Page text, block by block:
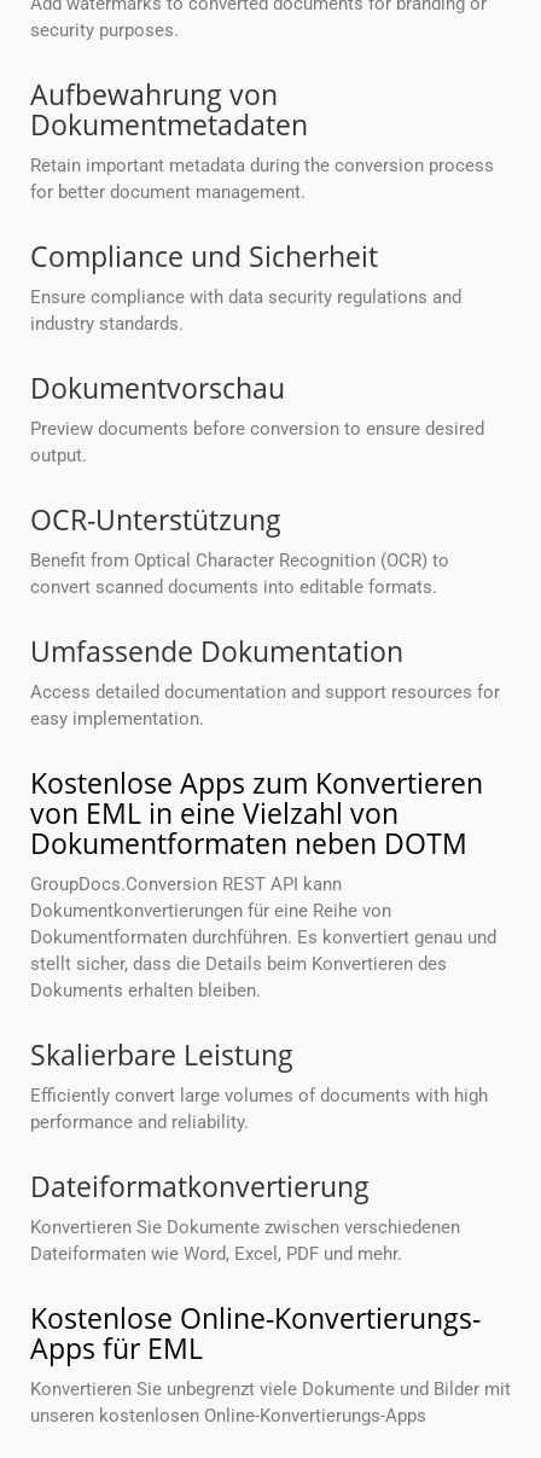
security purposes.
Aufbewahrung von
Dokumentmetadaten
Retain important metadata during the conversion process
for better document management.
Compliance und Sicherheit
Ensure compliance with data security regulations and
industry standards.
Dokumentvorschau
Preview documents before conversion to ensure desired
output.
OCR-Unterstützung
Benefit from Optical Character Recognition (OCR) to
convert scanned documents into editable formats.
Umfassende Dokumentation
Access detailed documentation and support resources for
easy implementation.
Kostenlose Apps zum Konvertieren
von EML in eine Vielzahl von
Dokumentformaten neben DOTM
GroupDocs.Conversion REST API kann
Dokumentkonvertierungen für eine Reihe von
Dokumentformaten durchführen. Es konvertiert genau und
stellt sicher, dass die Details beim Konvertieren des
Dokuments erhalten bleiben.
Skalierbare Leistung
Efficiently convert large volumes of documents with high
performance and reliability.
Dateiformatkonvertierung
Konvertieren Sie Dokumente zwischen verschiedenen
Dateiformaten wie Word, Excel, PDF und mehr.
Kostenlose Online-Konvertierungs-
Apps für EML
Konvertieren Sie unbegrenzt viele Dokumente und Bilder mit
unseren kostenlosen Online-Konvertierungs-Apps